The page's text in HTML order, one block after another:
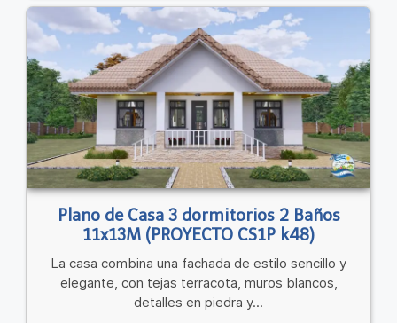
Plano de Casa 3 dormitorios 2 Baños
11x13M (PROYECTO CS1P k48)
La casa combina una fachada de estilo sencillo y
elegante, con tejas terracota, muros blancos,
detalles en piedra y...